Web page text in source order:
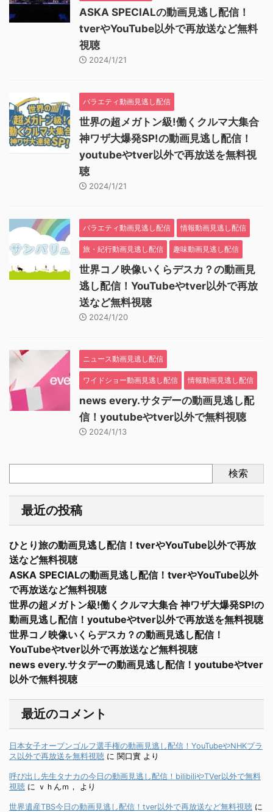
ASKA SPECIALの動画見逃し配信！
tverやYouTube以外で再放送など無料
視聴
2024/1/21
バラエティ動画見逃し配信
世界の超メガトン級!働くクルマ大集合
神ワザ大爆発SP!の動画見逃し配信！
youtubeやtver以外で再放送を無料視
聴
2024/1/21
バラエティ動画見逃し配信 情報動画見逃し配信
旅・紀行動画見逃し配信 趣味動画見逃し配信
世界コノ映像いくらデスカ？の動画見
逃し配信！YouTubeやtver以外で再放
送など無料視聴
2024/1/20
ニュース動画見逃し配信
ワイドショー動画見逃し配信 情報動画見逃し配信
news every.サタデーの動画見逃し配
信！youtubeやtver以外で無料視聴
2024/1/13
検索
最近の投稿
ひとり旅の動画見逃し配信！tverやYouTube以外で再放
送など無料視聴
ASKA SPECIALの動画見逃し配信！tverやYouTube以外
で再放送など無料視聴
世界の超メガトン級!働くクルマ大集合 神ワザ大爆発SP!の
動画見逃し配信！youtubeやtver以外で再放送を無料視聴
世界コノ映像いくらデスカ？の動画見逃し配信！
YouTubeやtver以外で再放送など無料視聴
news every.サタデーの動画見逃し配信！youtubeやtver
以外で無料視聴
最近のコメント
日本女子オープンゴルフ選手権の動画見逃し配信！YouTubeやNHKプラ
ス以外で再放送を無料視聴 に 関口實 より
呼び出し先生タナカの今日の動画見逃し配信！bilibiliやTVer以外で無料
視聴 に ｖｈんｍ， より
世界遺産TBS今日の動画見逃し配信！tver以外で再放送など無料視聴 に